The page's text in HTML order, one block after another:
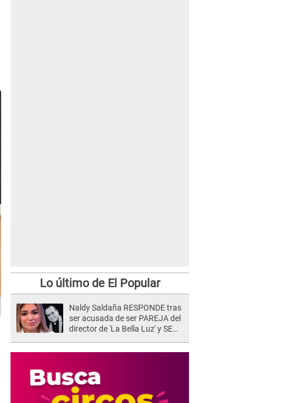
Lo último de El Popular
Naldy Saldaña RESPONDE tras
ser acusada de ser PAREJA del
director de 'La Bella Luz' y SE